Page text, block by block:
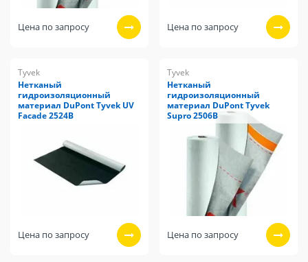
Цена по запросу Цена по запросу
Tyvek
Нетканый
гидроизоляционный
материал DuPont Tyvek UV
Facade 2524B
Цена по запросу
Tyvek
Нетканый
гидроизоляционный
материал DuPont Tyvek
Supro 2506B
Цена по запросу